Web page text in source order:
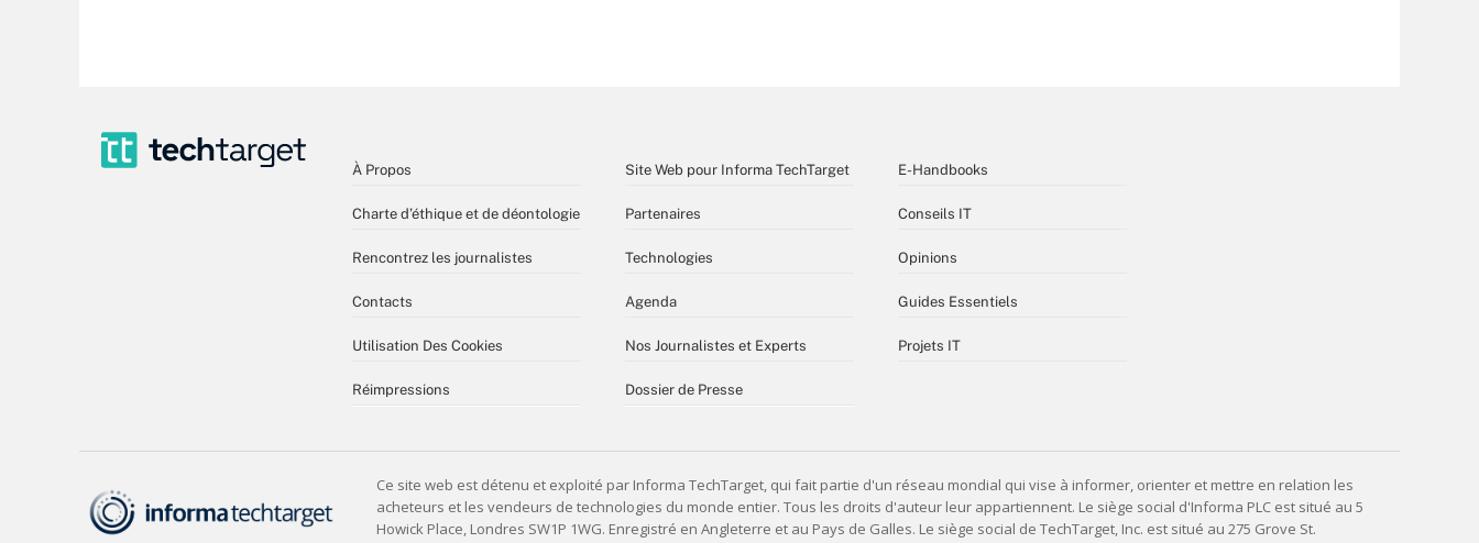
À Propos
Charte d’éthique et de déontologie
Rencontrez les journalistes
Contacts
Utilisation Des Cookies
Réimpressions
Site Web pour Informa TechTarget
Partenaires
Technologies
Agenda
Nos Journalistes et Experts
Dossier de Presse
E-Handbooks
Conseils IT
Opinions
Guides Essentiels
Projets IT